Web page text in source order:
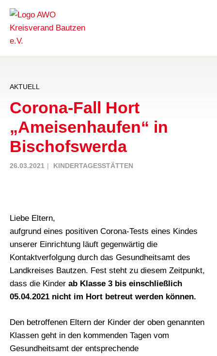
AKTUELL
Corona-Fall Hort
„Ameisenhaufen“ in
Bischofswerda
26.03.2021 KINDERTAGESSTÄTTEN
Liebe Eltern,
aufgrund eines positiven Corona-Tests eines Kindes
unserer Einrichtung läuft gegenwärtig die
Kontaktverfolgung durch das Gesundheitsamt des
Landkreises Bautzen. Fest steht zu diesem Zeitpunkt,
dass die Kinder ab Klasse 3 bis einschließlich
05.04.2021 nicht im Hort betreut werden können.
Den betroffenen Eltern der Kinder der oben genannten
Klassen geht in den kommenden Tagen vom
Gesundheitsamt der entsprechende